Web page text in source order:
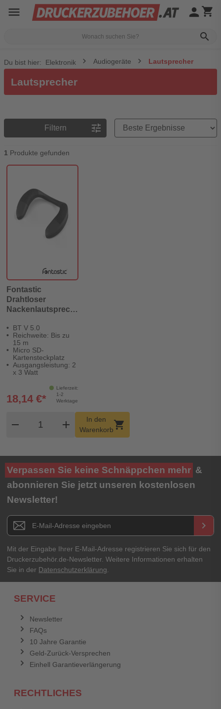
menu
search
person shopping_cart
Du bist hier: Elektronik Audiogeräte Lautsprecher
Lautsprecher
Filtern tune
Preisreihenfolge
1 Produkte gefunden
Fontastic
Drahtloser
Nackenlautsprecher
Stereoklang
BT V 5.0
Reichweite: Bis zu
15 m
Micro SD-
Kartensteckplatz
Ausgangsleistung: 2
x 3 Watt
Lieferzeit:
1-2
Werktage
18,14 €*
remove
Produkt Warenkorb Menge
add
In den
Warenkorbshopping_cart
Verpassen Sie keine Schnäppchen mehr &
abonnieren Sie jetzt unseren kostenlosen
Newsletter!
Newsletter E-Mail Adresse keyboard_arrow_right
Mit der Eingabe Ihrer E-Mail-Adresse registrieren Sie sich für den
Druckerzubehör.de-Newsletter. Weitere Informationen erhalten
Sie in der Datenschutzerklärung
SERVICE
Newsletter
FAQs
10 Jahre Garantie
Geld-Zurück-Versprechen
Einhell Garantieverlängerung
RECHTLICHES